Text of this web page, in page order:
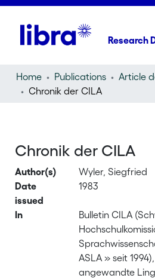
Research
Home Publications
Chronik der CILA
Chronik der CILA
Author(s)
Wyler, Siegfried
Date
issued
1983
In
Bulletin CILA
ASLA » seit
angewandte